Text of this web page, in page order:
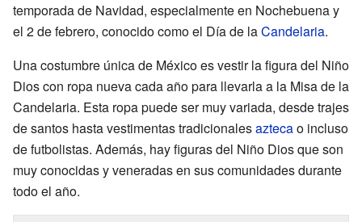
temporada de Navidad, especialmente en Nochebuena y
el 2 de febrero, conocido como el Día de laCandelaria.
Una costumbre única de México es vestir la figura del Niño
Dios con ropa nueva cada año para llevarla a la Misa de la
Candelaria. Esta ropa puede ser muy variada, desde trajes
de santos hasta vestimentas tradicionalesaztecao incluso
de futbolistas. Además, hay figuras del Niño Dios que son
muy conocidas y veneradas en sus comunidades durante
todo el año.